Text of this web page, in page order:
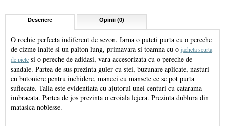
Descriere Opinii (0)
O rochie perfecta indiferent de sezon. Iarna o puteti purta cu o pereche
de cizme inalte si un palton lung, primavara si toamna cu o jacheta scurta
de piele si o pereche de adidasi, vara accesorizata cu o pereche de
sandale. Partea de sus prezinta guler cu stei, buzunare aplicate, nasturi
cu butoniere pentru inchidere, maneci cu mansete ce se pot purta
suflecate. Talia este evidentiata cu ajutorul unei centuri cu catarama
imbracata. Partea de jos prezinta o croiala lejera. Prezinta dublura din
matasica noblesse.